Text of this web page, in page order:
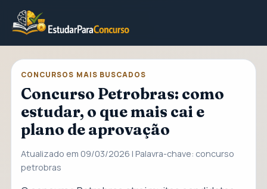
CONCURSOS MAIS BUSCADOS
Concurso Petrobras: como
estudar, o que mais cai e
plano de aprovação
Atualizado em 09/03/2026 | Palavra-chave: concurso
petrobras